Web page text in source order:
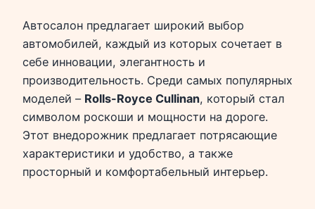
Автосалон предлагает широкий выбор
автомобилей, каждый из которых сочетает в
себе инновации, элегантность и
производительность. Среди самых популярных
моделей – Rolls-Royce Cullinan, который стал
символом роскоши и мощности на дороге.
Этот внедорожник предлагает потрясающие
характеристики и удобство, а также
просторный и комфортабельный интерьер.